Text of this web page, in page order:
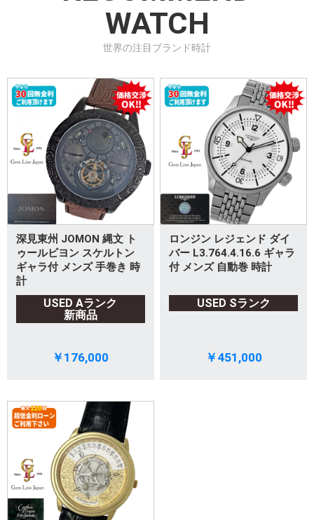
WATCH
世界の注目ブランド時計
深見東州 JOMON 縄文 ト
ゥールビヨン スケルトン
ギャラ付 メンズ 手巻き 時
計
USED Aランク
新商品
￥176,000
ロンジン レジェンド ダイ
バー L3.764.4.16.6 ギャラ
付 メンズ 自動巻 時計
USED Sランク
￥451,000